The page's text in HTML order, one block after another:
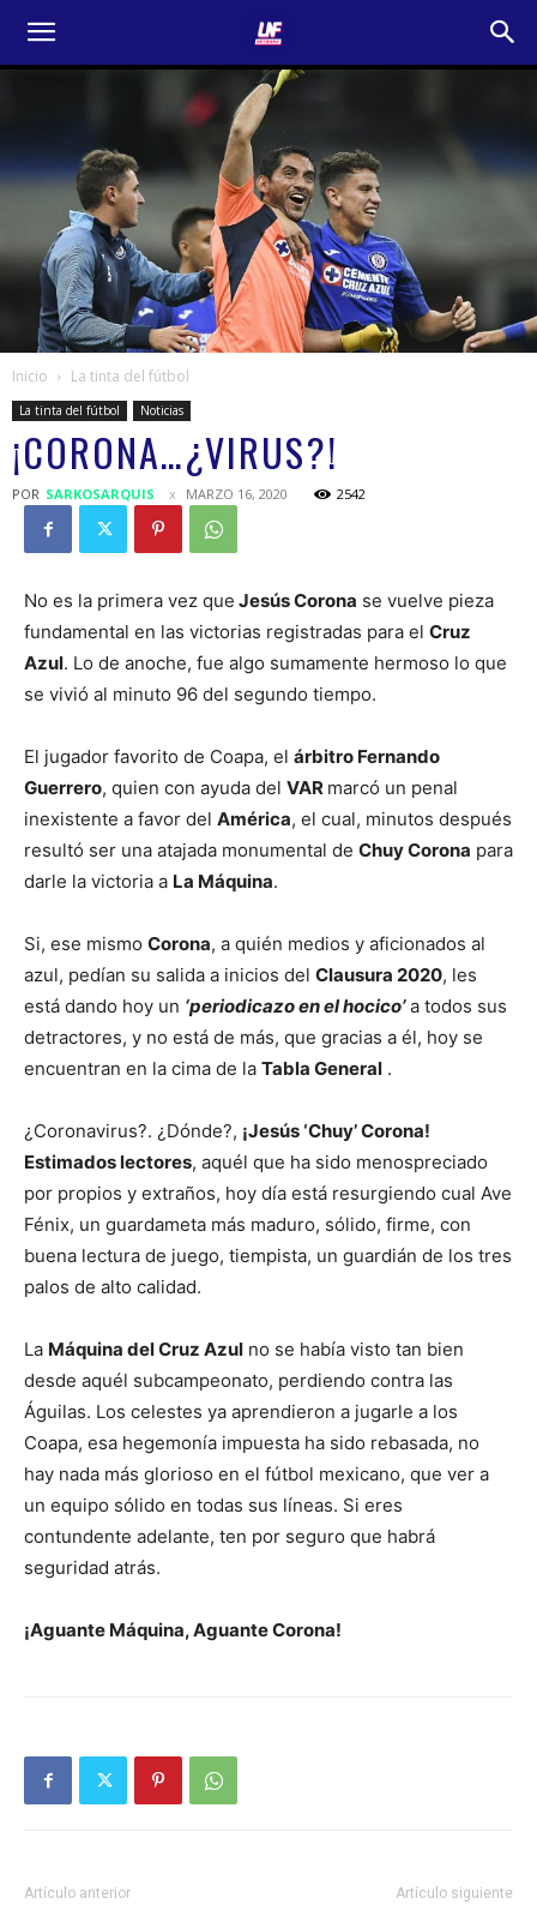
Inicio La tinta del fútbol
La tinta del fútbol Noticias
¡CORONA…¿VIRUS?!
POR SARKOSARQUIS MARZO 16, 2020 2542
No es la primera vez que Jesús Corona se vuelve pieza
fundamental en las victorias registradas para el Cruz
Azul. Lo de anoche, fue algo sumamente hermoso lo que
se vivió al minuto 96 del segundo tiempo.
El jugador favorito de Coapa, el árbitro Fernando
Guerrero, quien con ayuda del VAR marcó un penal
inexistente a favor del América, el cual, minutos después
resultó ser una atajada monumental de Chuy Corona para
darle la victoria a La Máquina.
Si, ese mismo Corona, a quién medios y aficionados al
azul, pedían su salida a inicios del Clausura 2020, les
está dando hoy un ‘periodicazo en el hocico’a todos sus
detractores, y no está de más, que gracias a él, hoy se
encuentran en la cima de la Tabla General .
¿Coronavirus?. ¿Dónde?, ¡Jesús ‘Chuy’ Corona!
Estimados lectores, aquél que ha sido menospreciado
por propios y extraños, hoy día está resurgiendo cual Ave
Fénix, un guardameta más maduro, sólido, firme, con
buena lectura de juego, tiempista, un guardián de los tres
palos de alto calidad.
La Máquina del Cruz Azul no se había visto tan bien
desde aquél subcampeonato, perdiendo contra las
Águilas. Los celestes ya aprendieron a jugarle a los
Coapa, esa hegemonía impuesta ha sido rebasada, no
hay nada más glorioso en el fútbol mexicano, que ver a
un equipo sólido en todas sus líneas. Si eres
contundente adelante, ten por seguro que habrá
seguridad atrás.
¡Aguante Máquina, Aguante Corona!
Artículo anterior Artículo siguiente